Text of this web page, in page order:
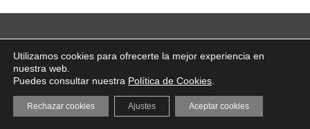
Utilizamos cookies para ofrecerte la mejor experiencia en
nuestra web.
Puedes consultar nuestra Política de Cookies
Aceptar cookies
Rechazar cookies Ajustes